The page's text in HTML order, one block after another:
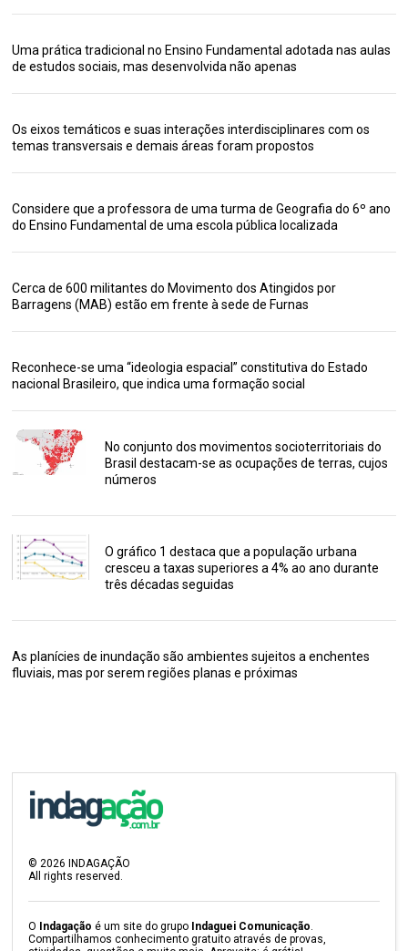
Uma prática tradicional no Ensino Fundamental adotada nas aulas
de estudos sociais, mas desenvolvida não apenas
Os eixos temáticos e suas interações interdisciplinares com os
temas transversais e demais áreas foram propostos
Considere que a professora de uma turma de Geografia do 6º ano
do Ensino Fundamental de uma escola pública localizada
Cerca de 600 militantes do Movimento dos Atingidos por
Barragens (MAB) estão em frente à sede de Furnas
Reconhece-se uma “ideologia espacial” constitutiva do Estado
nacional Brasileiro, que indica uma formação social
No conjunto dos movimentos socioterritoriais do
Brasil destacam-se as ocupações de terras, cujos
números
O gráfico 1 destaca que a população urbana
cresceu a taxas superiores a 4% ao ano durante
três décadas seguidas
As planícies de inundação são ambientes sujeitos a enchentes
fluviais, mas por serem regiões planas e próximas
©2026 INDAGAÇÃO
All rights reserved.
O Indagação é um site do grupo Indaguei Comunicação.
Compartilhamos conhecimento gratuito através de provas,